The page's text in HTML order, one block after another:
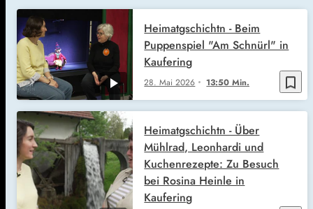
bookmark_border
28. Mai 2026 13:50 Min.
Heimatgschichtn - Beim
Puppenspiel "Am Schnürl" in
Kaufering
Heimatgschichtn - Über
Mühlrad, Leonhardi und
Kuchenrezepte: Zu Besuch
bei Rosina Heinle in
Kaufering